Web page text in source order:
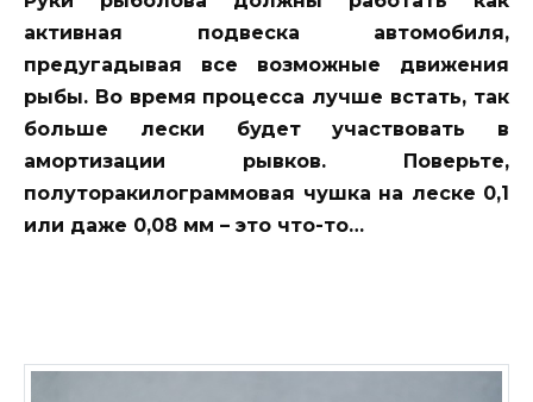
активная подвеска автомобиля,
предугадывая все возможные движения
рыбы. Во время процесса лучше встать, так
больше лески будет участвовать в
амортизации рывков. Поверьте,
полуторакилограммовая чушка на леске 0,1
или даже 0,08 мм – это что-то…